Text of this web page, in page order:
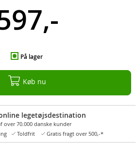
På lager
Køb nu
legetøjsdestination
over 70.000 danske kunder
Toldfrit Gratis fragt over 500,-*